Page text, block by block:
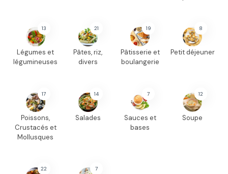
13
Légumes et
légumineuses
21
Pâtes, riz,
divers
19
Pâtisserie et
boulangerie
8
Petit déjeuner
17
Poissons,
Crustacés et
Mollusques
14
Salades
7
Sauces et
bases
12
Soupe
22 7